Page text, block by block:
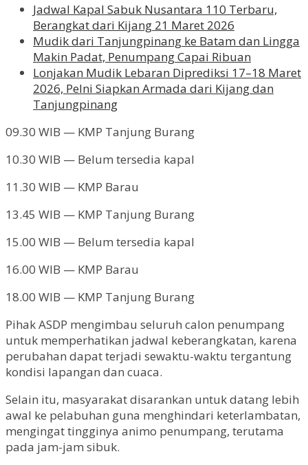
Jadwal Kapal Sabuk Nusantara 110 Terbaru,
Berangkat dari Kijang 21 Maret 2026
Mudik dari Tanjungpinang ke Batam dan Lingga
Makin Padat, Penumpang Capai Ribuan
Lonjakan Mudik Lebaran Diprediksi 17–18 Maret
2026, Pelni Siapkan Armada dari Kijang dan
Tanjungpinang
09.30 WIB — KMP Tanjung Burang
10.30 WIB — Belum tersedia kapal
11.30 WIB — KMP Barau
13.45 WIB — KMP Tanjung Burang
15.00 WIB — Belum tersedia kapal
16.00 WIB — KMP Barau
18.00 WIB — KMP Tanjung Burang
Pihak ASDP mengimbau seluruh calon penumpang
untuk memperhatikan jadwal keberangkatan, karena
perubahan dapat terjadi sewaktu-waktu tergantung
kondisi lapangan dan cuaca.
Selain itu, masyarakat disarankan untuk datang lebih
awal ke pelabuhan guna menghindari keterlambatan,
mengingat tingginya animo penumpang, terutama
pada jam-jam sibuk.